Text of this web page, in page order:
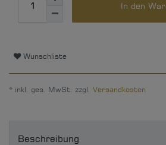
In den
Wunschliste
* inkl. ges. MwSt. zzgl. Versandkosten
Beschreibung